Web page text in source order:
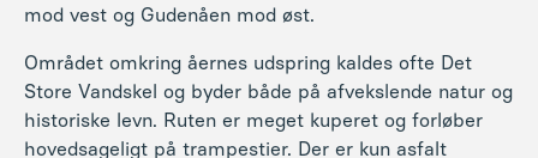
mod vest og Gudenåen mod øst.
Området omkring åernes udspring kaldes ofte Det
Store Vandskel og byder både på afvekslende natur og
historiske levn. Ruten er meget kuperet og forløber
hovedsageligt på trampestier. Der er kun asfalt